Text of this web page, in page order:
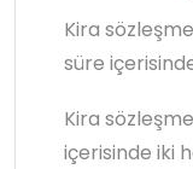
Kira
süre
Kira
içerisinde iki